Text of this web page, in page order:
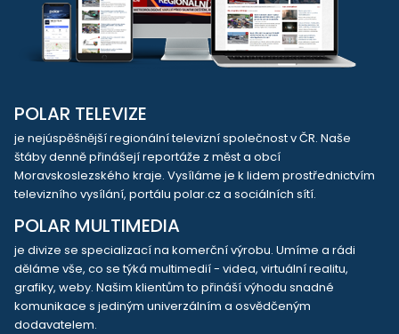
POLAR TELEVIZE
je nejúspěšnější regionální televizní společnost v ČR. Naše
štáby denně přinášejí reportáže z měst a obcí
Moravskoslezského kraje. Vysíláme je k lidem prostřednictvím
televizního vysílání, portálu polar.cz a sociálních sítí.
POLAR MULTIMEDIA
je divize se specializací na komerční výrobu. Umíme a rádi
děláme vše, co se týká multimedií - videa, virtuální realitu,
grafiky, weby. Našim klientům to přináší výhodu snadné
komunikace s jediným univerzálním a osvědčeným
dodavatelem.